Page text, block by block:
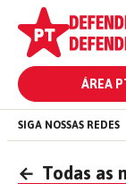
ÁREA
SIGA NOSSAS REDES
← Todas as